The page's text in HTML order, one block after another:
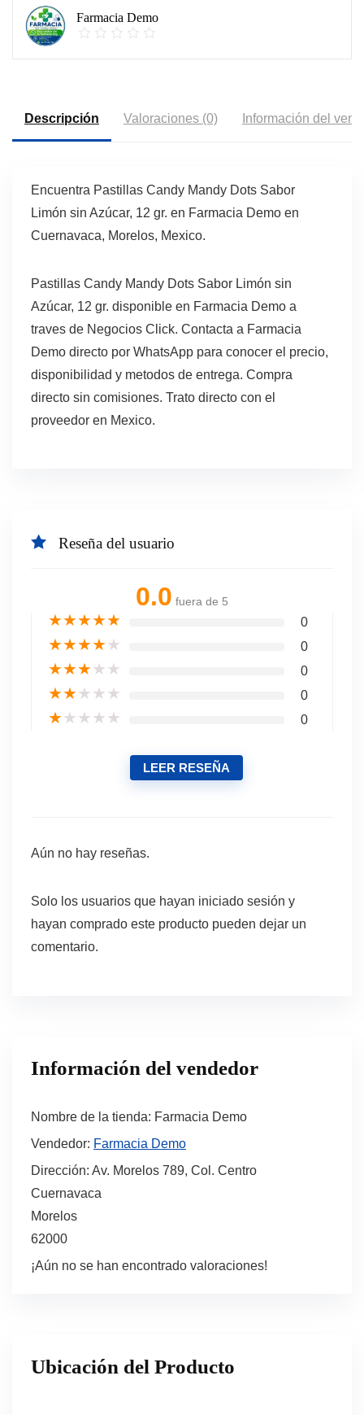
Farmacia Demo
Descripción Valoraciones (0) Información del
Encuentra Pastillas Candy Mandy Dots Sabor
Limón sin Azúcar, 12 gr. en Farmacia Demo en
Cuernavaca, Morelos, Mexico.
Pastillas Candy Mandy Dots Sabor Limón sin
Azúcar, 12 gr. disponible en Farmacia Demo a
traves de Negocios Click. Contacta a Farmacia
Demo directo por WhatsApp para conocer el precio,
disponibilidad y metodos de entrega. Compra
directo sin comisiones. Trato directo con el
proveedor en Mexico.
Reseña del usuario
0.0 fuera de 5
★★★★★ 0
★★★★★ 0
★★★★★ 0
★★★★★ 0
★★★★★ 0
LEER RESEÑA
Aún no hay reseñas.
Solo los usuarios que hayan iniciado sesión y
hayan comprado este producto pueden dejar un
comentario.
Información del vendedor
Nombre de la tienda: Farmacia Demo
Vendedor: Farmacia Demo
Dirección: Av. Morelos 789, Col. Centro
Cuernavaca
Morelos
62000
¡Aún no se han encontrado valoraciones!
Ubicación del Producto